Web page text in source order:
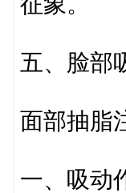
五、脸部
面部抽脂
一、吸动